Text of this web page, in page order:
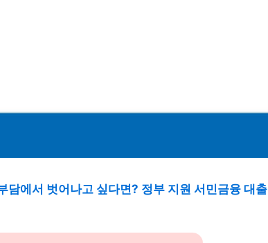
담에서 벗어나고 싶다면? 정부 지원 서민금융 대출